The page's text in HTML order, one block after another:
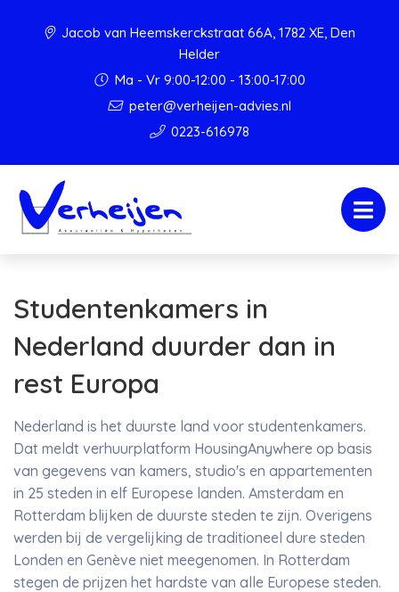
Jacob van Heemskerckstraat 66A, 1782 XE, Den
Helder
Ma - Vr 9:00-12:00 - 13:00-17:00
peter@verheijen-advies.nl
0223-616978
Studentenkamers in
Nederland duurder dan in
rest Europa
Nederland is het duurste land voor studentenkamers.
Dat meldt verhuurplatform HousingAnywhere op basis
van gegevens van kamers, studio's en appartementen
in 25 steden in elf Europese landen. Amsterdam en
Rotterdam blijken de duurste steden te zijn. Overigens
werden bij de vergelijking de traditioneel dure steden
Londen en Genève niet meegenomen. In Rotterdam
stegen de prijzen het hardste van alle Europese steden.